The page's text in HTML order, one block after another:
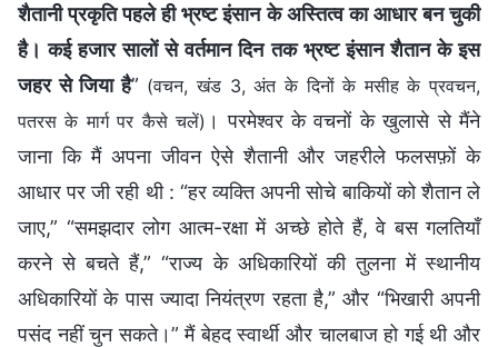
शैतानी प्रकृति पहले ही भ्रष्ट इंसान के अस्तित्व का आधार बन चुकी
है। कई हजार सालों से वर्तमान दिन तक भ्रष्ट इंसान शैतान के इस
जहर से जिया है” (वचन, खंड 3, अंत के दिनों के मसीह के प्रवचन,
पतरस के मार्ग पर कैसे चलें) । परमेश्वर के वचनों के खुलासे से मैंने
जाना कि मैं अपना जीवन ऐसे शैतानी और जहरीले फलसफ़ों के
आधार पर जी रही थी : “हर व्यक्ति अपनी सोचे बाकियों को शैतान ले
जाए,” “समझदार लोग आत्म-रक्षा में अच्छे होते हैं, वे बस गलतियाँ
करने से बचते हैं,” “राज्य के अधिकारियों की तुलना में स्थानीय
अधिकारियों के पास ज्यादा नियंत्रण रहता है,” और “भिखारी अपनी
पसंद नहीं चुन सकते।” मैं बेहद स्वार्थी और चालबाज हो गई थी और